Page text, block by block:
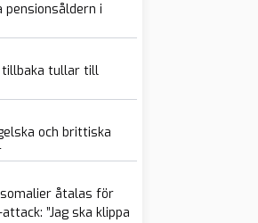
pensionsåldern i
tullar till
och brittiska
åtalas för
”Jag ska klippa